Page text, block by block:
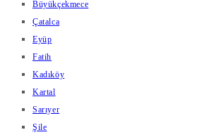
Büyükçekmece
Çatalca
Eyüp
Fatih
Kadıköy
Kartal
Sarıyer
Şile